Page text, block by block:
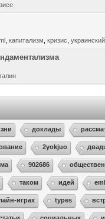
капитализм кризис украинский
доклады
2yokjuo
902686
таком идей
играх types